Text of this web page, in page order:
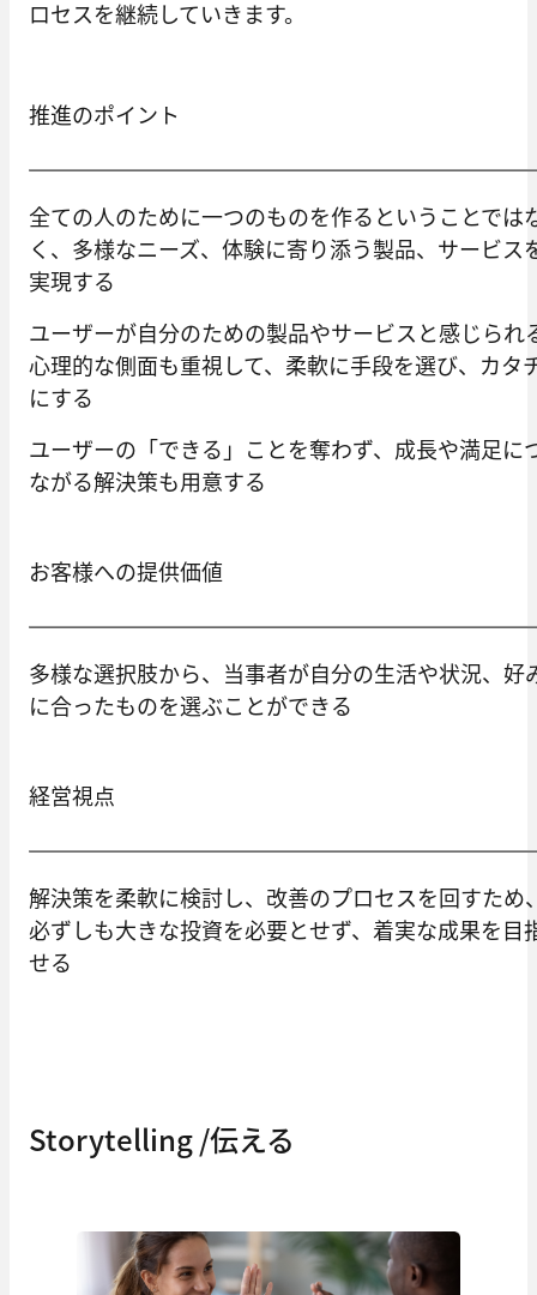
ロセスを継続していきます。
推進のポイント
全ての人のために一つのものを作るということでは
く、多様なニーズ、体験に寄り添う製品、サービス
実現する
ユーザーが自分のための製品やサービスと感じられ
心理的な側面も重視して、柔軟に手段を選び、カタ
にする
ユーザーの「できる」ことを奪わず、成長や満足に
ながる解決策も用意する
お客様への提供価値
多様な選択肢から、当事者が自分の生活や状況、好
に合ったものを選ぶことができる
経営視点
解決策を柔軟に検討し、改善のプロセスを回すため
必ずしも大きな投資を必要とせず、着実な成果を目
せる
Storytelling /伝える